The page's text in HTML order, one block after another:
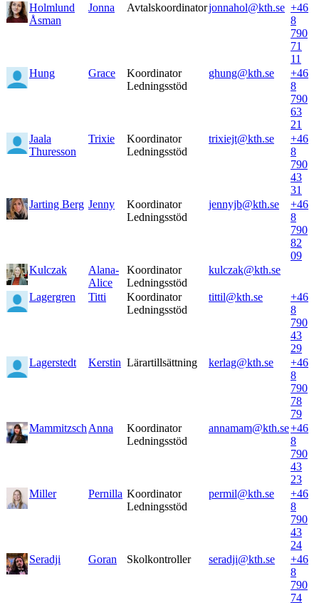
Holmlund
Åsman
Jonna Avtalskoordinatorjonnahol@kth.se +46
8
790
71
11
Hung
Grace
Koordinator
Ledningsstöd
ghung@kth.se
+46
8
790
63
21
Jaala
Thuresson
Trixie
Koordinator
Ledningsstöd
trixiejt@kth.se
+46
8
790
43
31
Jarting Berg Jenny
Koordinator
Ledningsstöd
jennyjb@kth.se
+46
8
790
82
09
Kulczak
Alana-
Alice
Koordinator
Ledningsstöd
kulczak@kth.se
Lagergren Titti
Koordinator
Ledningsstöd
tittil@kth.se
+46
8
790
43
29
Lagerstedt
Kerstin Lärartillsättning kerlag@kth.se
+46
8
790
78
79
Mammitzsch Anna
Koordinator
Ledningsstöd
annamam@kth.se+46
8
790
43
23
Miller
Pernilla Koordinator
Ledningsstöd
permil@kth.se
+46
8
790
43
24
Seradji
Goran Skolkontroller seradji@kth.se
+46
8
790
74